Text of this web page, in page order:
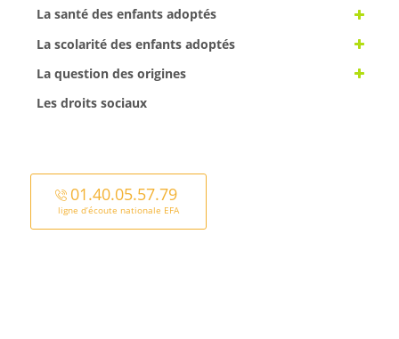
La santé des enfants adoptés
La scolarité des enfants adoptés
La question des origines
Les droits sociaux
01.40.05.57.79
ligne d’écoute nationale EFA